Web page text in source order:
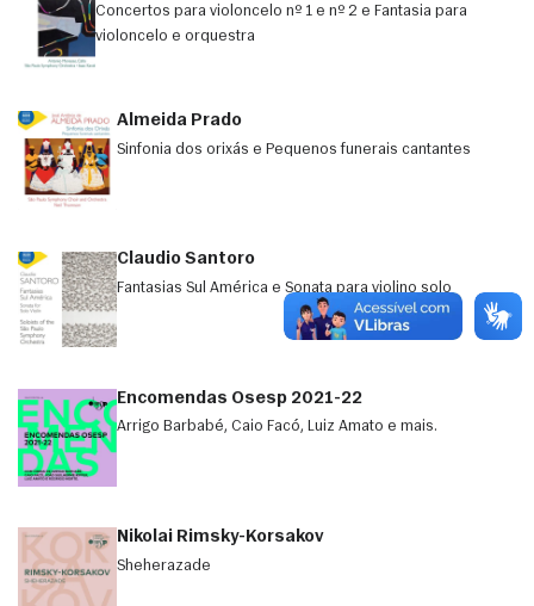
Concertos para violoncelo nº 1 e nº 2 e Fantasia para
violoncelo e orquestra
Almeida Prado
Sinfonia dos orixás e Pequenos funerais cantantes
Claudio Santoro
Fantasias Sul América e Sonata para violino solo
Encomendas Osesp 2021-22
Arrigo Barbabé, Caio Facó, Luiz Amato e mais.
Nikolai Rimsky-Korsakov
Sheherazade